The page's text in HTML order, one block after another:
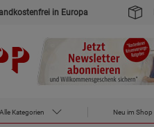
in Europa
Alle Kategorien Neu im Shop
des Kopp Verlag Online-Shop
Adolf Hitler - eine Korrektur Band 2